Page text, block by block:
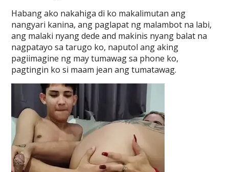
Habang ako nakahiga di ko makalimutan ang
nangyari kanina, ang paglapat ng malambot na labi,
ang malaki nyang dede and makinis nyang balat na
nagpatayo sa tarugo ko, naputol ang aking
pagiimagine ng may tumawag sa phone ko,
pagtingin ko si maam jean ang tumatawag.